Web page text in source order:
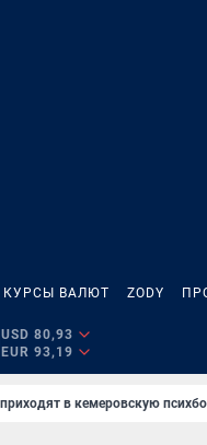
КУРСЫ ВАЛЮТ ZODY
USD 80,93
EUR 93,19
в кемеровскую